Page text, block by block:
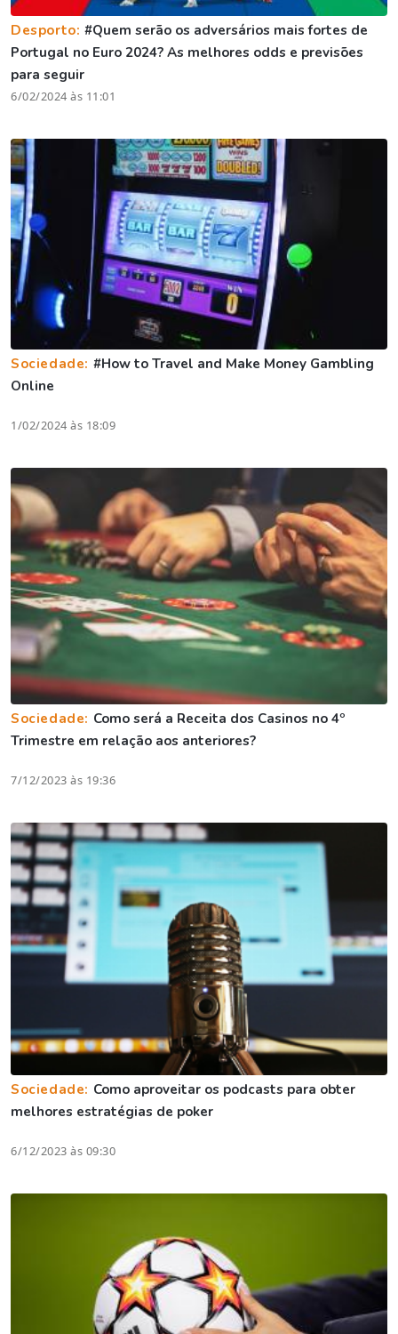
Desporto:#Quem serão os adversários mais fortes de
Portugal no Euro 2024? As melhores odds e previsões
para seguir
6/02/2024 às 11:01
Sociedade: #How to Travel and Make Money Gambling
Online
1/02/2024 às 18:09
Sociedade: Como será a Receita dos Casinos no 4º
Trimestre em relação aos anteriores?
7/12/2023 às 19:36
Sociedade: Como aproveitar os podcasts para obter
melhores estratégias de poker
6/12/2023 às 09:30